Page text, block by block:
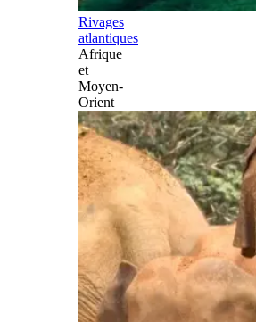
Rivages
atlantiques
Afrique
et
Moyen-
Orient